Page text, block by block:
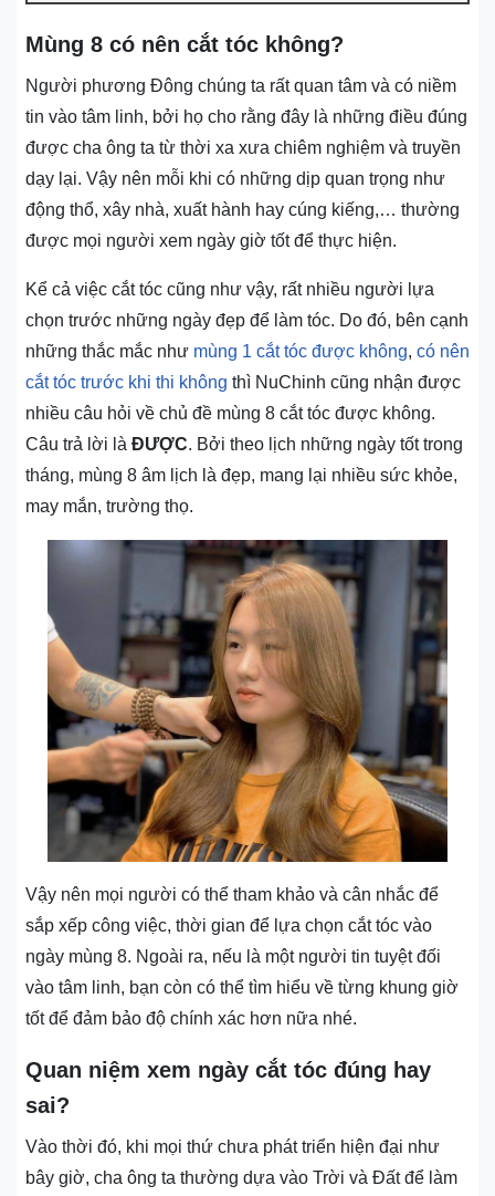
Mùng 8 có nên cắt tóc không?
Người phương Đông chúng ta rất quan tâm và có niềm
tin vào tâm linh, bởi họ cho rằng đây là những điều đúng
được cha ông ta từ thời xa xưa chiêm nghiệm và truyền
dạy lại. Vậy nên mỗi khi có những dịp quan trọng như
động thổ, xây nhà, xuất hành hay cúng kiếng,… thường
được mọi người xem ngày giờ tốt để thực hiện.
Kể cả việc cắt tóc cũng như vậy, rất nhiều người lựa
chọn trước những ngày đẹp để làm tóc. Do đó, bên cạnh
những thắc mắc như mùng 1 cắt tóc được không, có nên
cắt tóc trước khi thi không thì NuChinh cũng nhận được
nhiều câu hỏi về chủ đề mùng 8 cắt tóc được không.
Câu trả lời là ĐƯỢC. Bởi theo lịch những ngày tốt trong
tháng, mùng 8 âm lịch là đẹp, mang lại nhiều sức khỏe,
may mắn, trường thọ.
Vậy nên mọi người có thể tham khảo và cân nhắc để
sắp xếp công việc, thời gian để lựa chọn cắt tóc vào
ngày mùng 8. Ngoài ra, nếu là một người tin tuyệt đối
vào tâm linh, bạn còn có thể tìm hiểu về từng khung giờ
tốt để đảm bảo độ chính xác hơn nữa nhé.
Quan niệm xem ngày cắt tóc đúng hay
sai?
Vào thời đó, khi mọi thứ chưa phát triển hiện đại như
bây giờ, cha ông ta thường dựa vào Trời và Đất để làm